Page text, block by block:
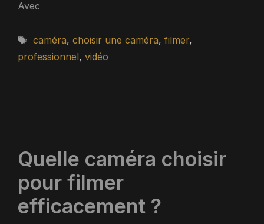
Avec
Étiquettes
caméra, choisir une caméra, filmer,
professionnel, vidéo
Quelle caméra choisir
pour filmer
efficacement ?